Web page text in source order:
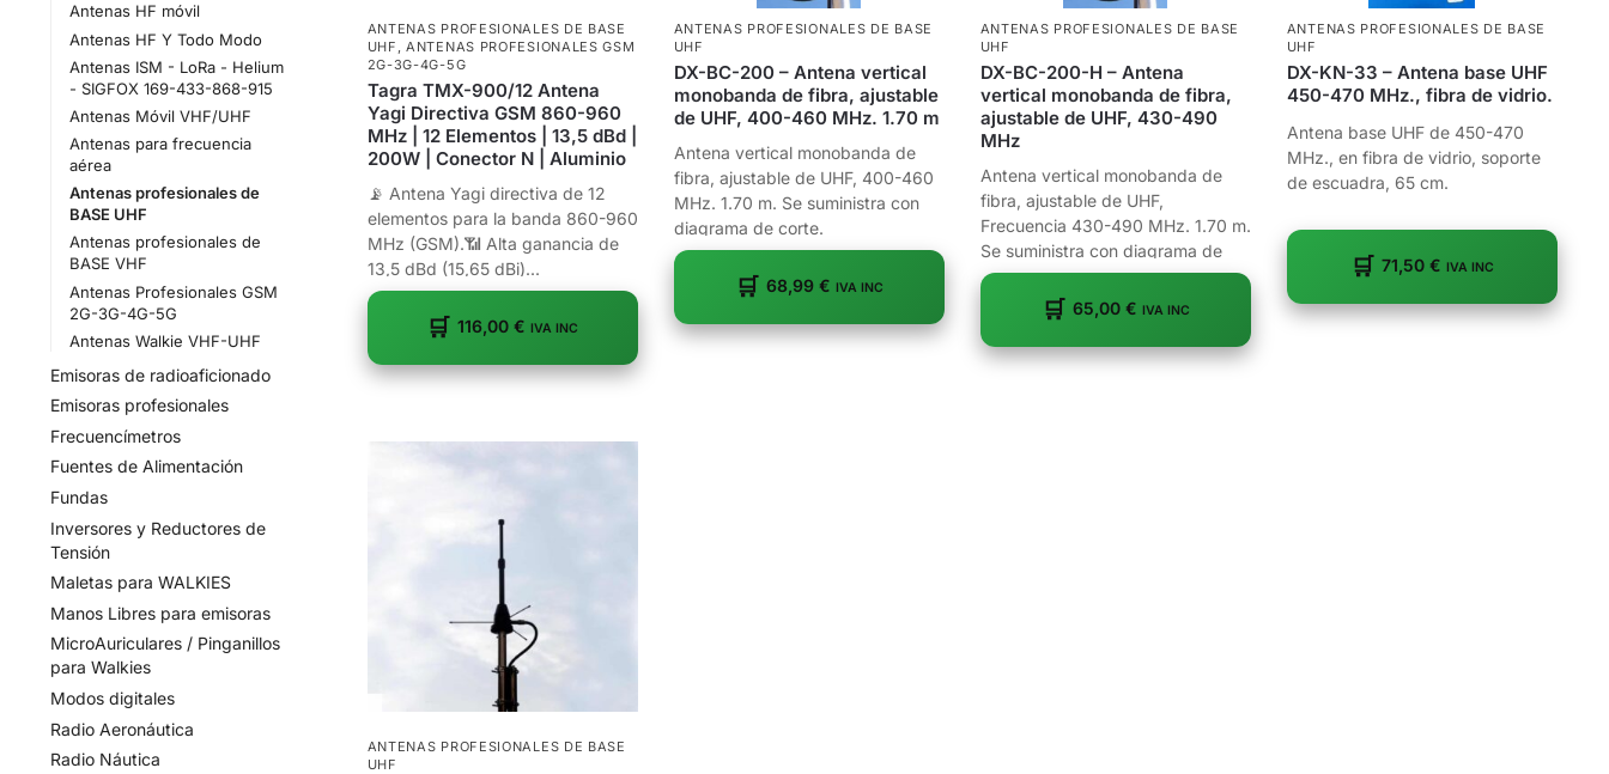
ANTENAS PROFESIONALES DE BASE
UHF ,ANTENAS PROFESIONALES GSM
2G-3G-4G-5G
Tagra TMX-900/12 Antena
Yagi Directiva GSM 860-960
MHz | 12 Elementos | 13,5 dBd |
200W | Conector N | Aluminio
📡 Antena Yagi directiva de 12
elementos para la banda 860-960
MHz (GSM).📶 Alta ganancia de
13,5 dBd (15,65 dBi)...
116,00€ IVA INC
ANTENAS PROFESIONALES DE BASE
UHF
DX-BC-200 – Antena vertical
monobanda de fibra, ajustable
de UHF, 400-460 MHz. 1.70 m
Antena vertical monobanda de
fibra, ajustable de UHF, 400-460
MHz. 1.70 m. Se suministra con
diagrama de corte.
68,99 € IVA INC
ANTENAS PROFESIONALES DE BASE
UHF
DX-BC-200-H – Antena
vertical monobanda de fibra,
ajustable de UHF, 430-490
MHz
Antena vertical monobanda de
fibra, ajustable de UHF,
Frecuencia 430-490 MHz. 1.70 m.
Se suministra con diagrama de
corte.
65,00 € IVA INC
ANTENAS PROFESIONALES DE BASE
UHF
DX-KN-33 – Antena base UHF
450-470 MHz., fibra de vidrio.
Antena base UHF de 450-470
MHz., en fibra de vidrio, soporte
de escuadra, 65 cm.
71,50 € IVA INC
ANTENAS PROFESIONALES DE BASE
UHF
Antenas HF móvil
Antenas HF Y Todo Modo
Antenas ISM - LoRa - Helium
- SIGFOX 169-433-868-915
Antenas Móvil VHF/UHF
Antenas para frecuencia
aérea
Antenas profesionales de
BASE UHF
Antenas profesionales de
BASE VHF
Antenas Profesionales GSM
2G-3G-4G-5G
Antenas Walkie VHF-UHF
Emisoras de radioaficionado
Emisoras profesionales
Frecuencímetros
Fuentes de Alimentación
Fundas
Inversores y Reductores de
Tensión
Maletas para WALKIES
Manos Libres para emisoras
MicroAuriculares / Pinganillos
para Walkies
Modos digitales
Radio Aeronáutica
Radio Náutica